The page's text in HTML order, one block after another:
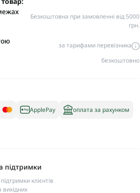
Безкоштовна при замовленні від 5000
грн.
за тарифами перевізника
безкоштовно
ApplePay оплата за рахунком
підтримки
клієнтів
вихідних